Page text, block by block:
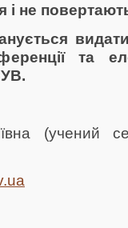
і не
та
(учений